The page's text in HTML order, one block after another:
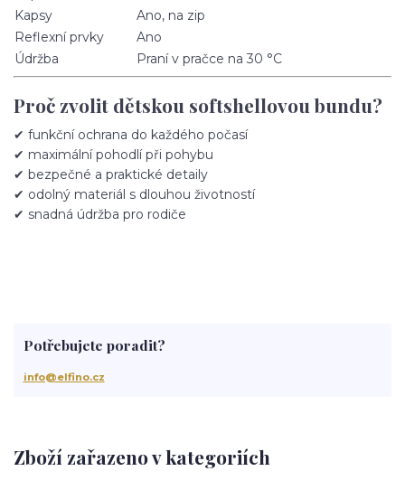
Kapsy
Ano, na zip
Reflexní prvky
Ano
Údržba
Praní v pračce na 30 °C
Proč zvolit dětskou softshellovou bundu?
✔ funkční ochrana do každého počasí
✔ maximální pohodlí při pohybu
✔ bezpečné a praktické detaily
✔ odolný materiál s dlouhou životností
✔ snadná údržba pro rodiče
Zboží zařazeno v kategoriích
Potřebujete poradit?
info@elfino.cz